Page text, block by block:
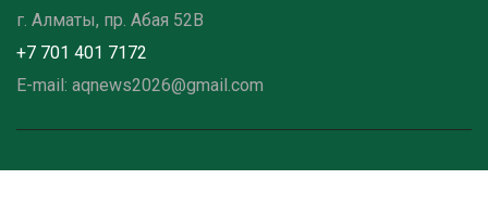
г. Алматы, пр. Абая 52B
+7 701 401 7172
E-mail: aqnews2026@gmail.com